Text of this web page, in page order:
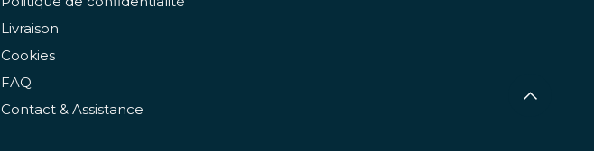
Livraison
Cookies
FAQ
Contact & Assistance